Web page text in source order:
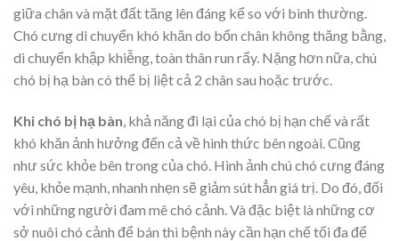
giữa chân và mặt đất tăng lên đáng kể so với bình thường.
Chó cưng di chuyển khó khăn do bốn chân không thăng bằng,
di chuyển khập khiễng, toàn thân run rẩy. Nặng hơn nữa, chú
chó bị hạ bàn có thể bị liệt cả 2 chân sau hoặc trước.
Khi chó bị hạ bàn , khả năng đi lại của chó bị hạn chế và rất
khó khăn ảnh hưởng đến cả về hình thức bên ngoài. Cũng
như sức khỏe bên trong của chó. Hình ảnh chú chó cưng đáng
yêu, khỏe mạnh, nhanh nhẹn sẽ giảm sút hẳn giá trị. Do đó, đối
với những người đam mê chó cảnh. Và đặc biệt là những cơ
sở nuôi chó cảnh để bán thì bệnh này cần hạn chế tối đa để